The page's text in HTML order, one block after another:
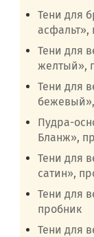
Тени для
асфальт»,
Тени для
желтый»,
Тени для
Пудра-
Бланж»,
Тени для
сатин»,
Тени для
пробник
Тени для